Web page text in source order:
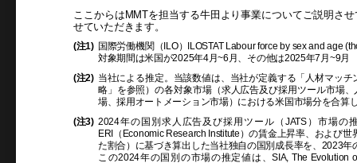
ここからはMMTを担当する牛田より事業についてご説明さ
せていただきます。
(注1) 国際労働機関（ILO）ILOSTAT Labour force by sex and age
対象期間は米国が2025年4月~6月、その他は2025年7月~9月
(注2) 当社による推定。当該数値は、当社が定義する「人材マッ
略」を参照）の各対象市場（求人広告及び採用ツール市場
場、採用オートメーション市場）における米国市場分を合算
(注3) 2024年の国別求人広告及び採用ツール（JATS）市場の
ERI（Economic Research Institute）の賃金上昇率、および
た割合）に基づき算出した当社独自の国別成長率を、2023
この2024年の国別の市場の推定値は、SIA, The Evolution